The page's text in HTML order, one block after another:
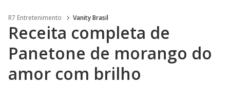
R7 Entretenimento Vanity Brasil
Receita completa de
Panetone de morango do
amor com brilho